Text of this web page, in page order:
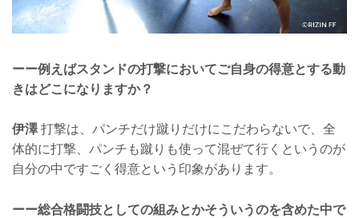
ーー例えばスタンドの打撃においてご自身の得意とする動
きはどこになりますか？
伊澤打撃は、パンチだけ蹴りだけにこだわらないで、全
体的に打撃、パンチも蹴りも使って混ぜて行くというのが
自分の中ですごく得意という印象があります。
ーー総合格闘技としての組みとかそういうのを含めた中で